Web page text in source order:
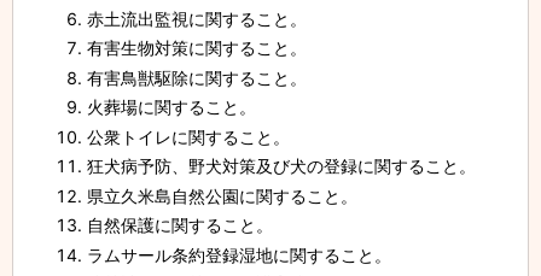
赤土流出監視に関すること。
有害生物対策に関すること。
有害鳥獣駆除に関すること。
火葬場に関すること。
公衆トイレに関すること。
狂犬病予防、野犬対策及び犬の登録に関すること。
県立久米島自然公園に関すること。
自然保護に関すること。
ラムサール条約登録湿地に関すること。